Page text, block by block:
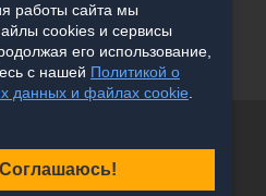
работы сайта мы
cookies и сервисы
его использование,
с нашей Политикой о
данных и файлах cookie
Соглашаюсь!